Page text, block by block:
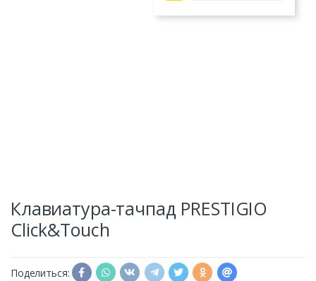
Клавиатура-тачпад PRESTIGIO
Click&Touch
Поделиться: